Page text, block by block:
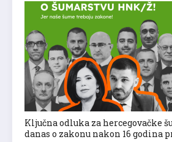
Ključna odluka za hercegovačke
danas o zakonu nakon 16 godina